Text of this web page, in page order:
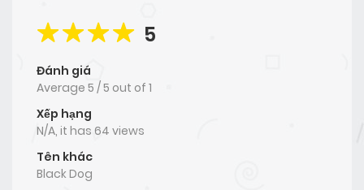
5
Đánh giá
Average 5 /5 out of 1
Xếp hạng
N/A, it has 64 views
Tên khác
Black Dog